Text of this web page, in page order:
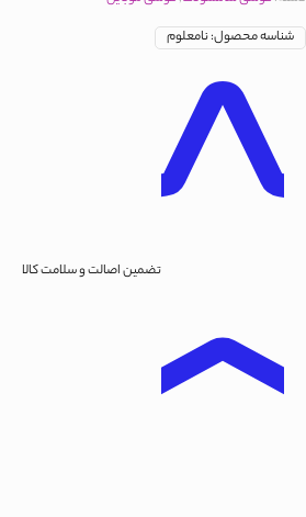
شناسه محصول:نامعلوم
تضمین اصالت و سلامت کالا